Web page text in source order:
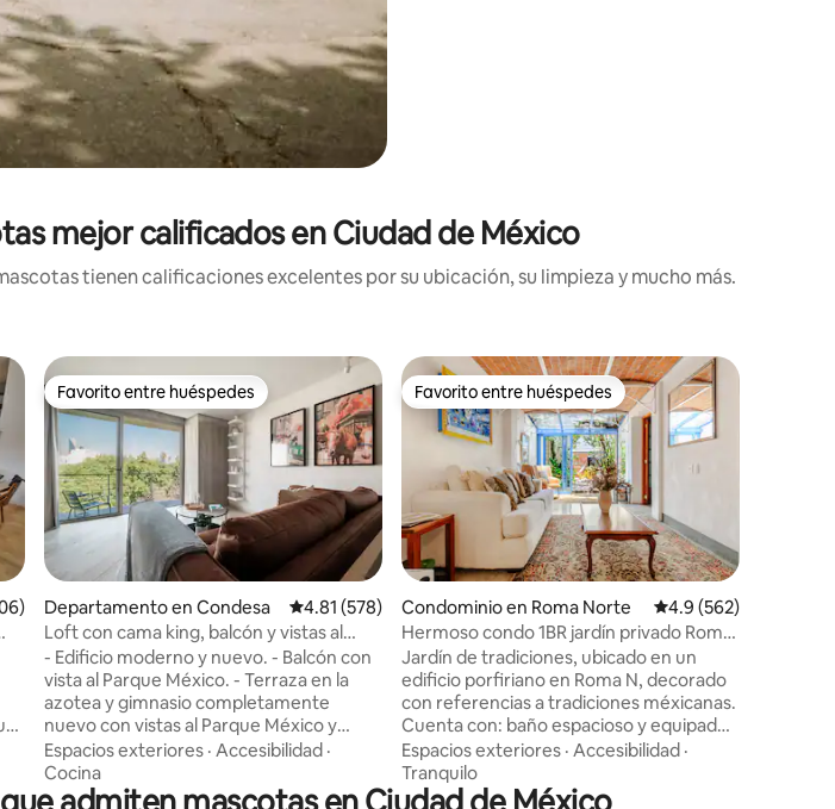
mejor calificados en Ciudad de México
tienen calificaciones excelentes por su ubicación, su limpieza y mucho más.
promedio: 4.98 de 5; 106 evaluaciones
Favorito entre huéspedes
Favorito entre huéspedes
Departamento en Condesa Calificación promedio: 4.81 de 5; 578 evaluaciones
4.81 (578)
Loft con cama king, balcón y vistas al
Parque México
- Edificio moderno y nuevo. - Balcón con
vista al Parque México. - Terraza en la
azotea y gimnasio completamente
nuevo con vistas al Parque México y
Reforma. - Vivienda totalmente
amueblada diseñada para estancias
largas y viajes de negocios. - Lavandería
Espacios exteriores · Accesibilidad ·
Cocina
Favorito entre huéspedes
Favorito entre huéspedes
Condominio en Roma Norte Calificación
4.9 (562)
Hermoso condo 1BR jardín privado Roma
Norte
Jardín de tradiciones, ubicado en un
edificio porfiriano en Roma N, decorado
con referencias a tradiciones méxicanas.
Cuenta con: baño espacioso y equipado;
lavadora estratégicamente ubicada;
cocina equipada con parrilla, microondas,
y refrigerador; comedor con mesa y sillas
Espacios exteriores · Accesibilidad ·
Tranquilo